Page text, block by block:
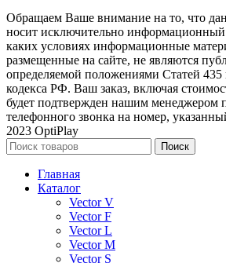
Обращаем Ваше внимание на то, что
носит исключительно информационный
каких условиях информационные
размещенные на сайте, не являются
определяемой положениями Статей 435
кодекса РФ. Ваш заказ, включая
будет подтвержден нашим менеджером
телефонного звонка на номер,
2023 OptiPlay
Поиск
Главная
Каталог
Vector V
Vector F
Vector L
Vector M
Vector S